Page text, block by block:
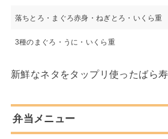
落ちとろ・まぐろ赤身・ねぎとろ・いくら重
3種のまぐろ・うに・いくら重
新鮮なネタをタップリ使ったばら
弁当メニュー